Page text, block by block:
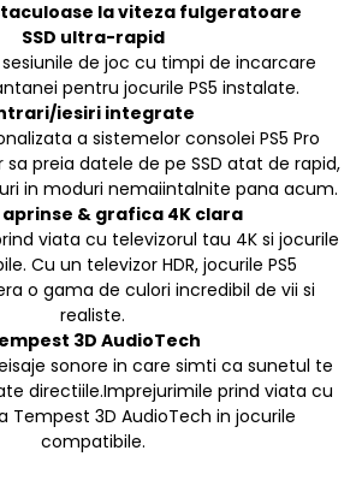
la viteza fulgeratoare
SSD ultra-rapid
de joc cu timpi de incarcare
pentru jocurile PS5 instalate.
iesiri integrate
a sistemelor consolei PS5 Pro
preia datele de pe SSD atat de rapid,
in moduri nemaiintalnite pana acum.
& grafica 4K clara
viata cu televizorul tau 4K si jocurile
Cu un televizor HDR, jocurile PS5
o gama de culori incredibil de vii si
realiste.
3D AudioTech
sonore in care simti ca sunetul te
directiile.Imprejurimile prind viata cu
Tempest 3D AudioTech in jocurile
compatibile.